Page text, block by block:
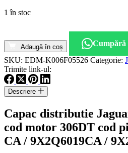
1 în stoc
Capac
distributie
Jaguar
XF
3.0
TDV6
cod
306DT
cod
piesa
9X2Q-
6019-
Adaugă în coș
SKU: EDM-K006F05526 Categorie:
Trimite link-ul:
Descriere
Capac distributie
cod motor 306DT cod
CA / 9X2Q6019CA /